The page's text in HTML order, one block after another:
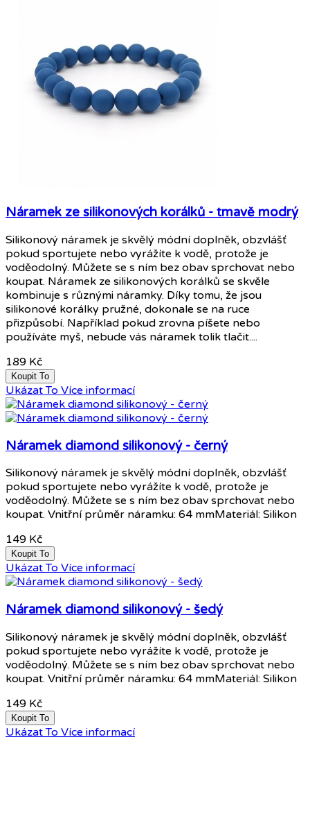
Náramek ze silikonových korálků - tmavě modrý
Silikonový náramek je skvělý módní doplněk, obzvlášť
pokud sportujete nebo vyrážíte k vodě, protože je
voděodolný. Můžete se s ním bez obav sprchovat nebo
koupat. Náramek ze silikonových korálků se skvěle
kombinuje s různými náramky. Díky tomu, že jsou
silikonové korálky pružné, dokonale se na ruce
přizpůsobí. Například pokud zrovna píšete nebo
používáte myš, nebude vás náramek tolik tlačit....
189 Kč
Koupit To
Ukázat To Více informací
Náramek diamond silikonový - černý
Silikonový náramek je skvělý módní doplněk, obzvlášť
pokud sportujete nebo vyrážíte k vodě, protože je
voděodolný. Můžete se s ním bez obav sprchovat nebo
koupat. Vnitřní průměr náramku: 64 mmMateriál: Silikon
149 Kč
Koupit To
Ukázat To Více informací
Náramek diamond silikonový - šedý
Silikonový náramek je skvělý módní doplněk, obzvlášť
pokud sportujete nebo vyrážíte k vodě, protože je
voděodolný. Můžete se s ním bez obav sprchovat nebo
koupat. Vnitřní průměr náramku: 64 mmMateriál: Silikon
149 Kč
Koupit To
Ukázat To Více informací